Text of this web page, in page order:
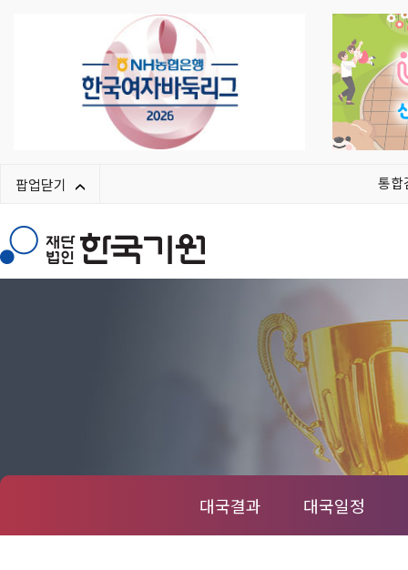
팝업닫기 통합
대국결과 대국일정